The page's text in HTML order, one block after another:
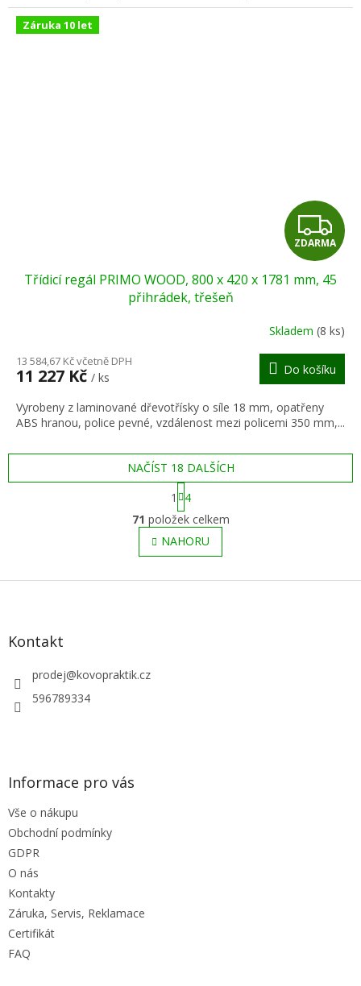
Záruka 10 let
Z
D
A
R
M
A
ZDARMA
Třídicí regál PRIMO WOOD, 800 x 420 x 1781 mm, 45
přihrádek, třešeň
Skladem (8 ks)
13 584,67 Kč včetně DPH
11 227 Kč / ks
Do košíku
Vyrobeny z laminované dřevotřísky o síle 18 mm, opatřeny
ABS hranou, police pevné, vzdálenost mezi policemi 350 mm,...
O
v
l
á
NAČÍST 18 DALŠÍCH
S
t
r
á
n
k
v
1
4
71 položek celkem
NAHORU
Z
Kontakt
prodej@kovopraktik.cz
596789334
Informace pro vás
Vše o nákupu
Obchodní podmínky
GDPR
O nás
Kontakty
Záruka, Servis, Reklamace
Certifikát
FAQ